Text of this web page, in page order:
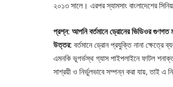
২০১৩ সালে। এরপর স্যামসাং বাংলাদেশের
প্রশ্ন: আপনি বর্তমানে ড্রোনের ভিডিওর গুণগত
উত্তর: বর্তমানে ড্রোন প্রযুক্তি নানা ক্ষেত্রে
এমনকি ভূগর্ভস্থ গ্যাস পাইপলাইনে ফাটল
সাশ্রয়ী ও নির্ভুলভাবে সম্পন্ন করা যায়, তাই এ